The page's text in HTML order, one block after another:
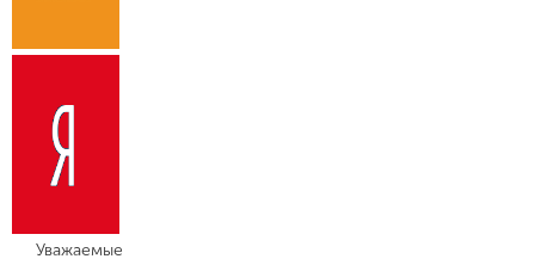
Уважаемые